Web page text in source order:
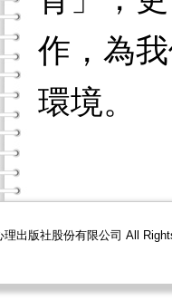
作，為
環境。
理出版社股份有限公司 All